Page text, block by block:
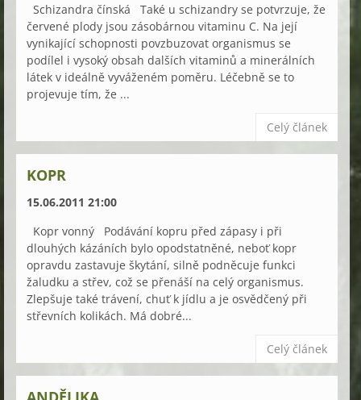
Schizandra čínská Také u schizandry se potvrzuje, že
červené plody jsou zásobárnou vitaminu C. Na její
vynikající schopnosti povzbuzovat organismus se
podílel i vysoký obsah dalších vitaminů a minerálních
látek v ideálně vyváženém poměru. Léčebně se to
projevuje tím, že ...
Celý článek
KOPR
15.06.2011 21:00
Kopr vonný Podávání kopru před zápasy i při
dlouhých kázáních bylo opodstatněné, neboť kopr
opravdu zastavuje škytání, silně podněcuje funkci
žaludku a střev, což se přenáší na celý organismus.
Zlepšuje také trávení, chuť k jídlu a je osvědčený při
střevních kolikách. Má dobré...
Celý článek